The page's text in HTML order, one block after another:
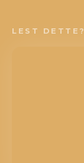
LEST DETTE?